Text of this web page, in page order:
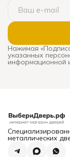
— от бюджетных
премиальных, и
может стать
испытанием.
оборачивается
сквозняками,
каждом
взлома и
дорогой замены.
профессионально
установить
входную дверь,
прослужит
Глава 1:
смотреть в первую
Нажимая
указанных
информационной
металлических